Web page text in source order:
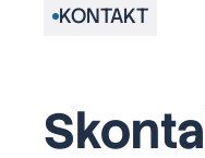
KONTAKT